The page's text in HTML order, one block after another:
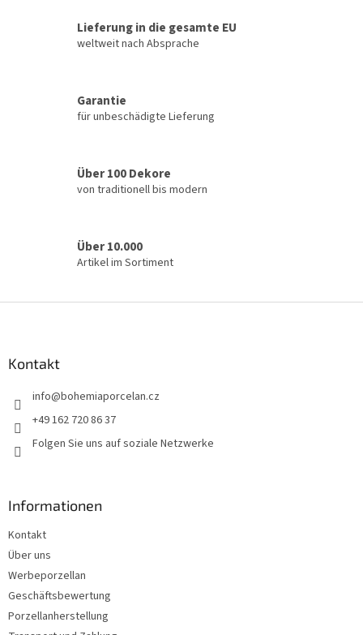
e
l
t
r
L
u
n
g
Lieferung in die gesamte EU
weltweit nach Absprache
Garantie
für unbeschädigte Lieferung
Über 100 Dekore
von traditionell bis modern
Über 10.000
Artikel im Sortiment
Kontakt
info@bohemiaporcelan.cz
+49 162 720 86 37
Folgen Sie uns auf soziale Netzwerke
Informationen
Kontakt
Über uns
Werbeporzellan
Geschäftsbewertung
Porzellanherstellung